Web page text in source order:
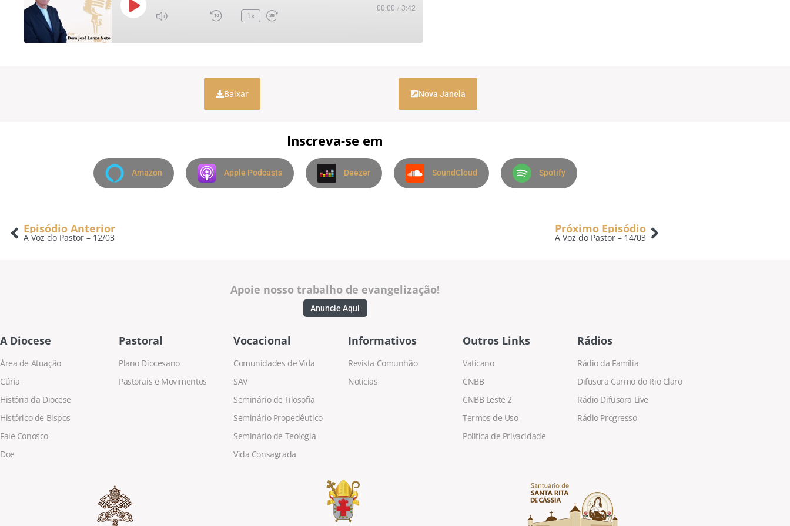
1x
00:00 / 3:42
Baixar Nova Janela
Inscreva-se em
Amazon Apple Podcasts Deezer SoundCloud Spotify
Episódio Anterior
A Voz do Pastor – 12/03
Próximo Episódio
A Voz do Pastor – 14/03
Apoie nosso trabalho de evangelização!
Anuncie Aqui
A Diocese
Área de Atuação
Cúria
História da Diocese
Histórico de Bispos
Fale Conosco
Doe
Pastoral
Plano Diocesano
Pastorais e Movimentos
Vocacional
Comunidades de Vida
SAV
Seminário de Filosofia
Seminário Propedêutico
Seminário de Teologia
Vida Consagrada
Informativos
Revista Comunhão
Noticias
Outros Links
Vaticano
CNBB
CNBB Leste 2
Termos de Uso
Política de Privacidade
Rádios
Rádio da Família
Difusora Carmo do Rio Claro
Rádio Difusora Live
Rádio Progresso